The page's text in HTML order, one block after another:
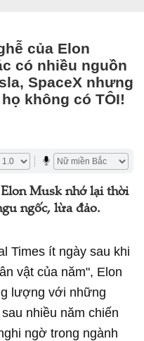
của Elon
có nhiều nguồn
SpaceX nhưng
không có TÔI!
Musk nhớ lại thời
ngốc, lừa đảo.
Times ít ngày sau khi
vật của năm", Elon
lượng với những
nhiều năm chiến
ngờ trong ngành